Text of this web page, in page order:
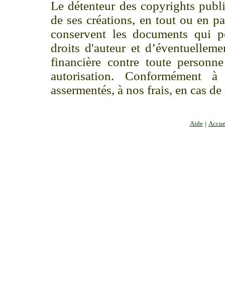
Le détenteur des copyrights
de ses créations, en tout ou en
conservent les documents qui
droits d'auteur et
financière contre toute
autorisation. Conformément
assermentés, à nos frais, en cas
Aide |